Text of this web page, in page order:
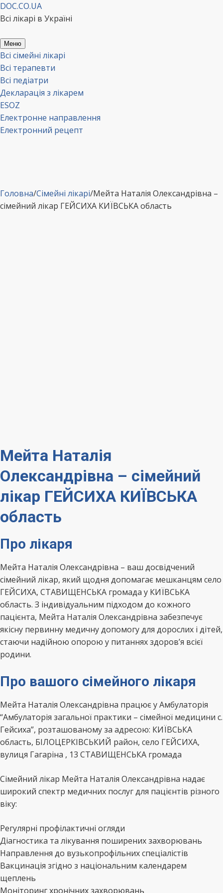
Перейти
до
DOC.CO.UA
Всі лікарі в Україні
Меню
Всі сімейні лікарі
Всі терапевти
Всі педіатри
Декларація з лікарем
ESOZ
Електронне направлення
Електронний рецепт
Головна/Сімейні лікарі/Мейта Наталія Олександрівна –
сімейний лікар ГЕЙСИХА КИЇВСЬКА область
Мейта Наталія
Олександрівна – сімейний
лікар ГЕЙСИХА КИЇВСЬКА
область
Про лікаря
Мейта Наталія Олександрівна – ваш досвідчений
сімейний лікар, який щодня допомагає мешканцям село
ГЕЙСИХА, СТАВИЩЕНСЬКА громада у КИЇВСЬКА
область. З індивідуальним підходом до кожного
пацієнта, Мейта Наталія Олександрівна забезпечує
якісну первинну медичну допомогу для дорослих і дітей,
стаючи надійною опорою у питаннях здоров’я всієї
родини.
Про вашого сімейного лікаря
Мейта Наталія Олександрівна працює у Амбулаторія
“Амбулаторія загальної практики – сімейної медицини с.
Гейсиха”, розташованому за адресою: КИЇВСЬКА
область, БІЛОЦЕРКІВСЬКИЙ район, село ГЕЙСИХА,
вулиця Гагаріна , 13 СТАВИЩЕНСЬКА громада
Сімейний лікар Мейта Наталія Олександрівна надає
широкий спектр медичних послуг для пацієнтів різного
віку:
Регулярні профілактичні огляди
Діагностика та лікування поширених захворювань
Направлення до вузькопрофільних спеціалістів
Вакцинація згідно з національним календарем
щеплень
Моніторинг хронічних захворювань